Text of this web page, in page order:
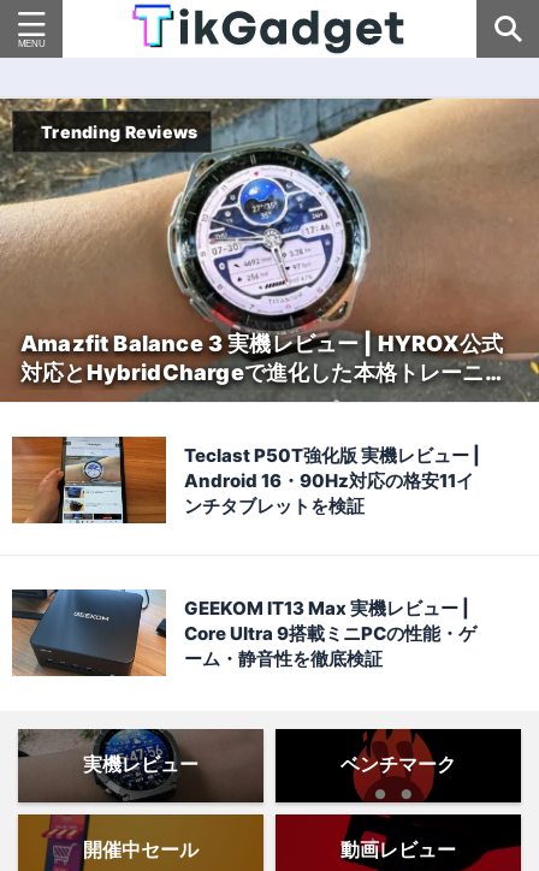
Trending Reviews
Amazfit Balance 3 実機レビュー | HYROX公式
対応とHybridChargeで進化した本格トレーニン
グウォッチ
Teclast P50T強化版 実機レビュー |
Android 16・90Hz対応の格安11イ
ンチタブレットを検証
GEEKOM IT13 Max 実機レビュー |
Core Ultra 9搭載ミニPCの性能・ゲ
ーム・静音性を徹底検証
実機レビュー ベンチマーク
開催中セール 動画レビュー